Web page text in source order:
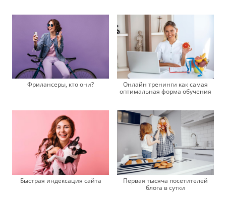
Фрилансеры, кто они?
Онлайн тренинги как самая
оптимальная форма обучения
Быстрая индексация сайта
Первая тысяча посетителей
блога в сутки